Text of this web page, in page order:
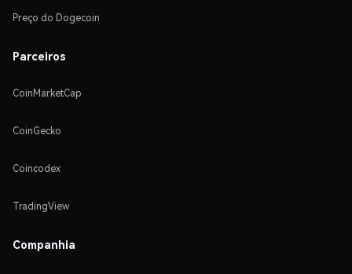
Preço do Dogecoin
Parceiros
CoinMarketCap
CoinGecko
Coincodex
TradingView
Companhia